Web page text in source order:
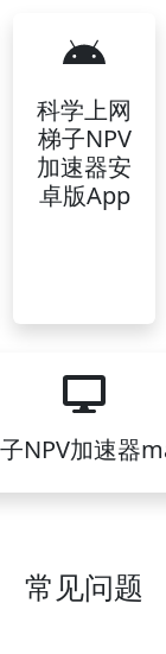
科学上网
梯子NPV
加速器安
卓版App
NPV加速器
常见问题